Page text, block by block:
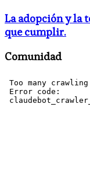
La adopción y la
que cumplir.
Comunidad